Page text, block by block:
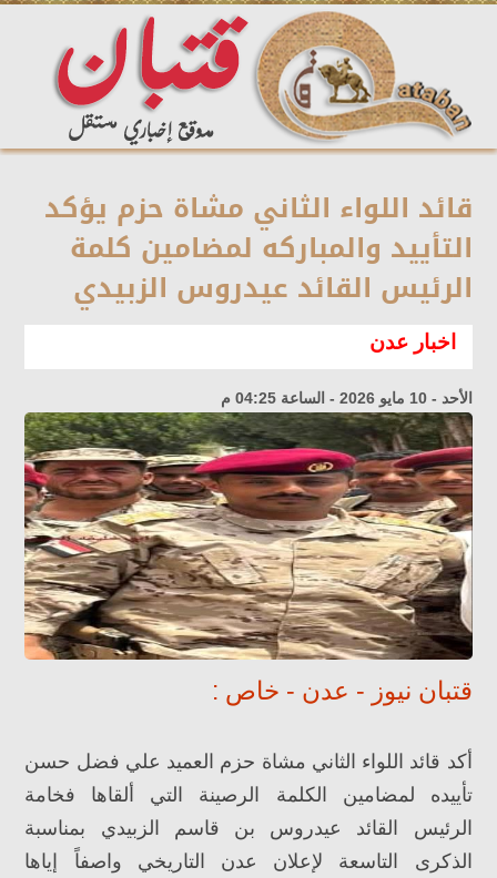
قائد اللواء الثاني مشاة حزم يؤكد
التأييد والمباركه لمضامين كلمة
الرئيس القائد عيدروس الزبيدي
اخبار عدن
الأحد - 10 مايو 2026 - الساعة 04:25 م
قتبان نيوز - عدن - خاص :
أكد قائد اللواء الثاني مشاة حزم العميد علي فضل حسن
تأييده لمضامين الكلمة الرصينة التي ألقاها فخامة
الرئيس القائد عيدروس بن قاسم الزبيدي بمناسبة
الذكرى التاسعة لإعلان عدن التاريخي واصفاً إياها